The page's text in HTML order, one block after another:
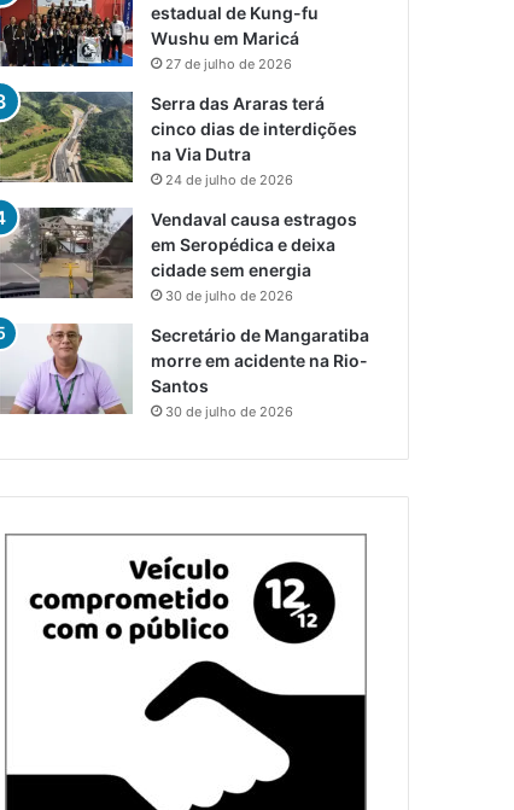
estadual de Kung-fu
Wushu em Maricá
27 de julho de 2026
Serra das Araras terá
cinco dias de interdições
na Via Dutra
24 de julho de 2026
Vendaval causa estragos
em Seropédica e deixa
cidade sem energia
30 de julho de 2026
Secretário de Mangaratiba
morre em acidente na Rio-
Santos
30 de julho de 2026